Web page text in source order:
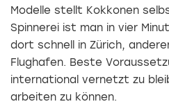
Modelle stellt Kokkonen
Spinnerei ist man in vier
dort schnell in Zürich,
Flughafen. Beste
international vernetzt zu
arbeiten zu können.